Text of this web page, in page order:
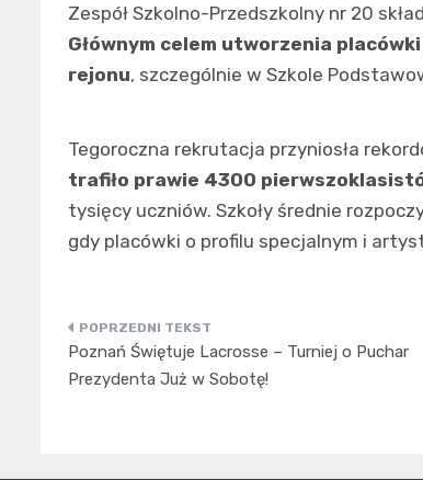
Zespół Szkolno-Przedszkolny nr 20
Głównym celem utworzenia
rejonu, szczególnie w Szkole
Tegoroczna rekrutacja przyniosła
trafiło prawie 4300
tysięcy uczniów. Szkoły średnie
gdy placówki o profilu specjalnym i
Nawigacja
wpisu
Poznań Świętuje Lacrosse – Turniej o Puchar
Prezydenta Już w Sobotę!